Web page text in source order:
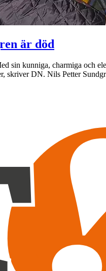
är död
sin kunniga, charmiga och
skriver DN. Nils Petter